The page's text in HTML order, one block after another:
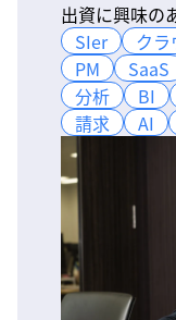
出資に興味の
SIer
クラ
PM
SaaS
分析
BI
請求
AI
SIer クラ
PM
SaaS
分析
BI
請求
AI